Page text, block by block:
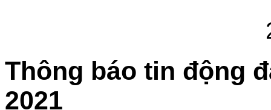
Thông báo tin động
2021